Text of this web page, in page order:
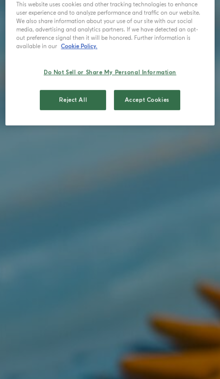
This website uses cookies and other tracking technologies to enhance
user experience and to analyze performance and traffic on our website.
We also share information about your use of our site with our social
media, advertising and analytics partners. If we have detected an opt-
out preference signal then it will be honored. Further information is
available in our Cookie Policy.
Do Not Sell or Share My Personal Information
Reject All Accept Cookies